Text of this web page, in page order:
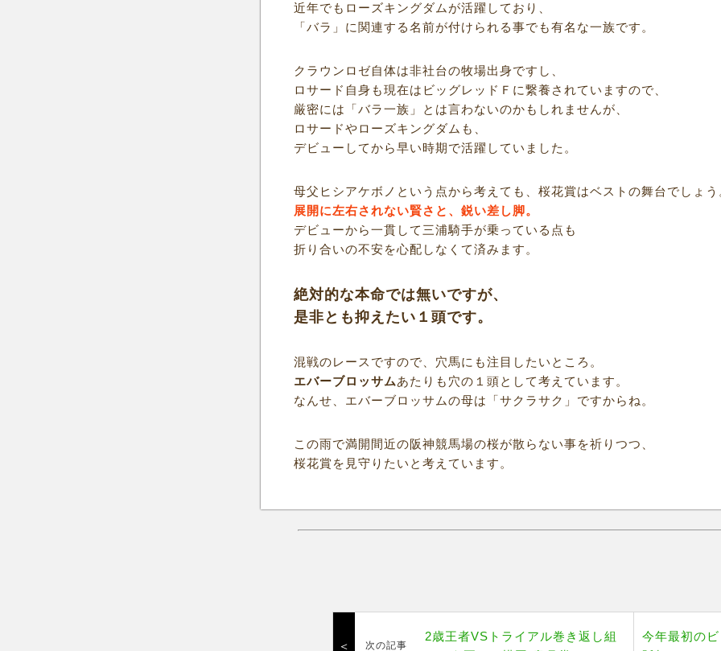
近年でもローズキングダムが活躍しており、
「バラ」に関連する名前が付けられる事でも有名な一族です。
クラウンロゼ自体は非社台の牧場出身ですし、
ロサード自身も現在はビッグレッドＦに繋養されていますので、
厳密には「バラ一族」とは言わないのかもしれませんが、
ロサードやローズキングダムも、
デビューしてから早い時期で活躍していました。
母父ヒシアケボノという点から考えても、桜花賞はベストの舞台でしょう
展開に左右されない賢さと、鋭い差し脚。
デビューから一貫して三浦騎手が乗っている点も
折り合いの不安を心配しなくて済みます。
絶対的な本命では無いですが、
是非とも抑えたい１頭です。
混戦のレースですので、穴馬にも注目したいところ。
エバーブロッサムあたりも穴の１頭として考えています。
なんせ、エバーブロッサムの母は「サクラサク」ですからね。
この雨で満開間近の阪神競馬場の桜が散らない事を祈りつつ、
桜花賞を見守りたいと考えています。
＜ 次の記事
2歳王者VSトライアル巻き返し組
今年最初の